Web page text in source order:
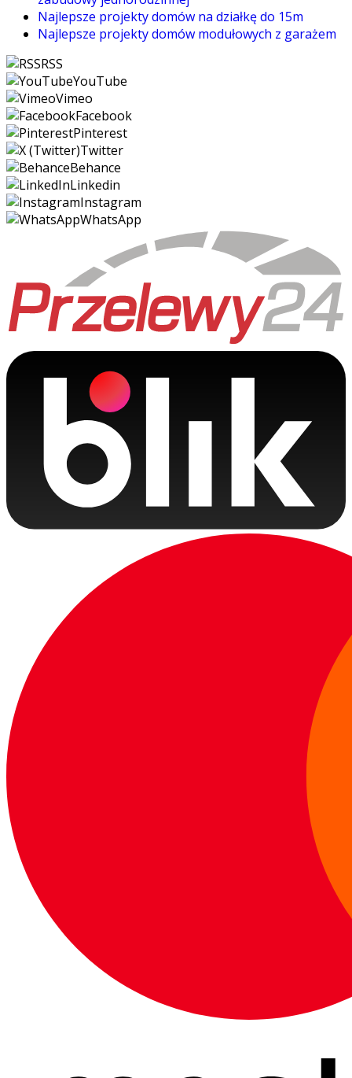
Najlepsze projekty domów na działkę do 15m
Najlepsze projekty domów modułowych z garażem
RSS
YouTube
Vimeo
Facebook
Pinterest
Twitter
Behance
Linkedin
Instagram
WhatsApp